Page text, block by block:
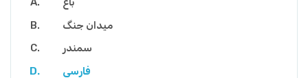
میدان جنگ
سمندر
فارسی